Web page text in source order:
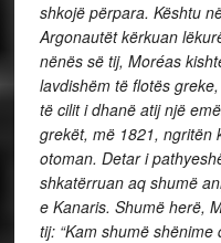
shkojë përpara. Kështu
Argonautët kërkuan
nënës së tij, Moréas
lavdishëm të flotës
të cilit i dhanë atij një
grekët, më 1821, ngritën
otoman. Detar i
shkatërruan aq shumë
e Kanaris. Shumë herë,
tij: “Kam shumë